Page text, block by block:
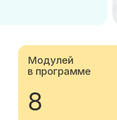
Модулей
в программе
8